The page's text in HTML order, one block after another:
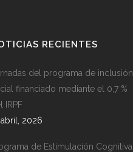
RECIENTES
del programa de inclusión
financiado mediante el 0,7 %
IRPF
abril, 2026
de Estimulación Cognitiva